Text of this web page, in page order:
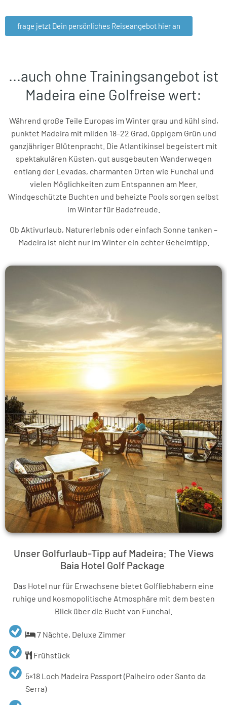
frage jetzt Dein persönliches Reiseangebot hier an
...auch ohne Trainingsangebot ist
Madeira eine Golfreise wert:
Während große Teile Europas im Winter grau und kühl sind,
punktet Madeira mit milden 18–22 Grad, üppigem Grün und
ganzjähriger Blütenpracht. Die Atlantikinsel begeistert mit
spektakulären Küsten, gut ausgebauten Wanderwegen
entlang der Levadas, charmanten Orten wie Funchal und
vielen Möglichkeiten zum Entspannen am Meer.
Windgeschützte Buchten und beheizte Pools sorgen selbst
im Winter für Badefreude.
Ob Aktivurlaub, Naturerlebnis oder einfach Sonne tanken –
Madeira ist nicht nur im Winter ein echter Geheimtipp.
Unser Golfurlaub-Tipp auf Madeira: The Views
Baia Hotel Golf Package
Das Hotel nur für Erwachsene bietet Golfliebhabern eine
ruhige und kosmopolitische Atmosphäre mit dem besten
Blick über die Bucht von Funchal.
7 Nächte, Deluxe Zimmer
Frühstück
5×18 Loch Madeira Passport (Palheiro oder Santo da
Serra)